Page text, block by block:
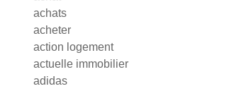
achats
acheter
action logement
actuelle immobilier
adidas